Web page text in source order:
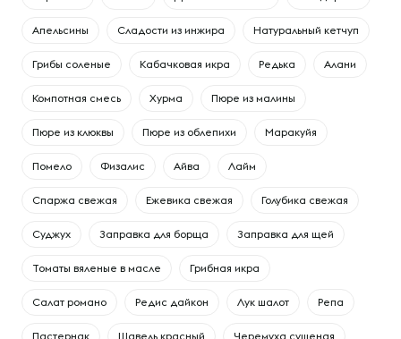
Апельсины Сладости из инжира Натуральный кетчуп
Грибы соленые Кабачковая икра Редька Алани
Компотная смесь Хурма Пюре из малины
Пюре из клюквы Пюре из облепихи Маракуйя
Помело Физалис Айва Лайм
Спаржа свежая Ежевика свежая Голубика свежая
Суджух Заправка для борща Заправка для щей
Томаты вяленые в масле Грибная икра
Салат романо Редис дайкон Лук шалот Репа
Пастернак Щавель красный Черемуха сушеная